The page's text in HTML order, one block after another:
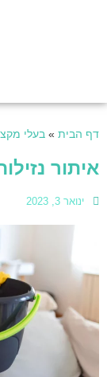
דף הבית»בעלי
איתור
ינואר 3, 2023